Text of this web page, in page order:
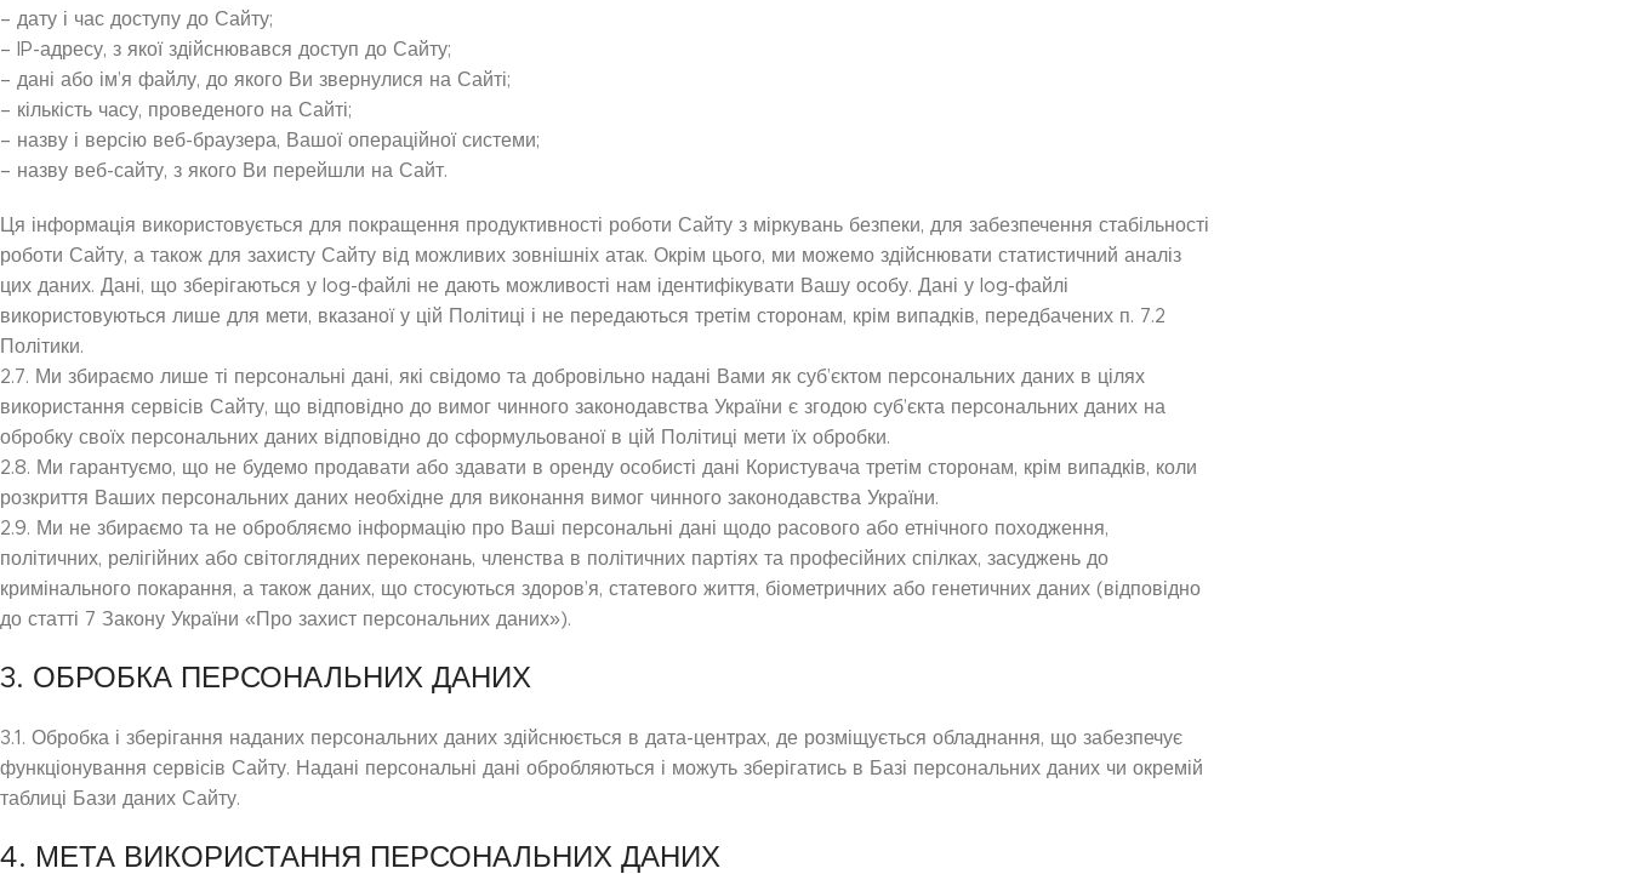
– дату і час доступу до Сайту;
– IP-адресу, з якої здійснювався доступ до Сайту;
– дані або ім’я файлу, до якого Ви звернулися на Сайті;
– кількість часу, проведеного на Сайті;
– назву і версію веб-браузера, Вашої операційної системи;
– назву веб-сайту, з якого Ви перейшли на Сайт.
Ця інформація використовується для покращення продуктивності роботи Сайту з міркувань безпеки, для забезпечення стабільності
роботи Сайту, а також для захисту Сайту від можливих зовнішніх атак. Окрім цього, ми можемо здійснювати статистичний аналіз
цих даних. Дані, що зберігаються у log-файлі не дають можливості нам ідентифікувати Вашу особу. Дані у log-файлі
використовуються лише для мети, вказаної у цій Політиці і не передаються третім сторонам, крім випадків, передбачених п. 7.2
Політики.
2.7. Ми збираємо лише ті персональні дані, які свідомо та добровільно надані Вами як суб’єктом персональних даних в цілях
використання сервісів Сайту, що відповідно до вимог чинного законодавства України є згодою суб’єкта персональних даних на
обробку своїх персональних даних відповідно до сформульованої в цій Політиці мети їх обробки.
2.8. Ми гарантуємо, що не будемо продавати або здавати в оренду особисті дані Користувача третім сторонам, крім випадків, коли
розкриття Ваших персональних даних необхідне для виконання вимог чинного законодавства України.
2.9. Ми не збираємо та не обробляємо інформацію про Ваші персональні дані щодо расового або етнічного походження,
політичних, релігійних або світоглядних переконань, членства в політичних партіях та професійних спілках, засуджень до
кримінального покарання, а також даних, що стосуються здоров’я, статевого життя, біометричних або генетичних даних (відповідно
до статті 7 Закону України «Про захист персональних даних»).
3. ОБРОБКА ПЕРСОНАЛЬНИХ ДАНИХ
3.1. Обробка і зберігання наданих персональних даних здійснюється в дата-центрах, де розміщується обладнання, що забезпечує
функціонування сервісів Сайту. Надані персональні дані обробляються і можуть зберігатись в Базі персональних даних чи окремій
таблиці Бази даних Сайту.
4. МЕТА ВИКОРИСТАННЯ ПЕРСОНАЛЬНИХ ДАНИХ